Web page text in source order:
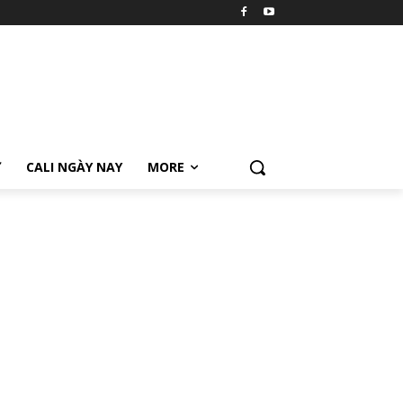
CALI NGÀY NAY MORE